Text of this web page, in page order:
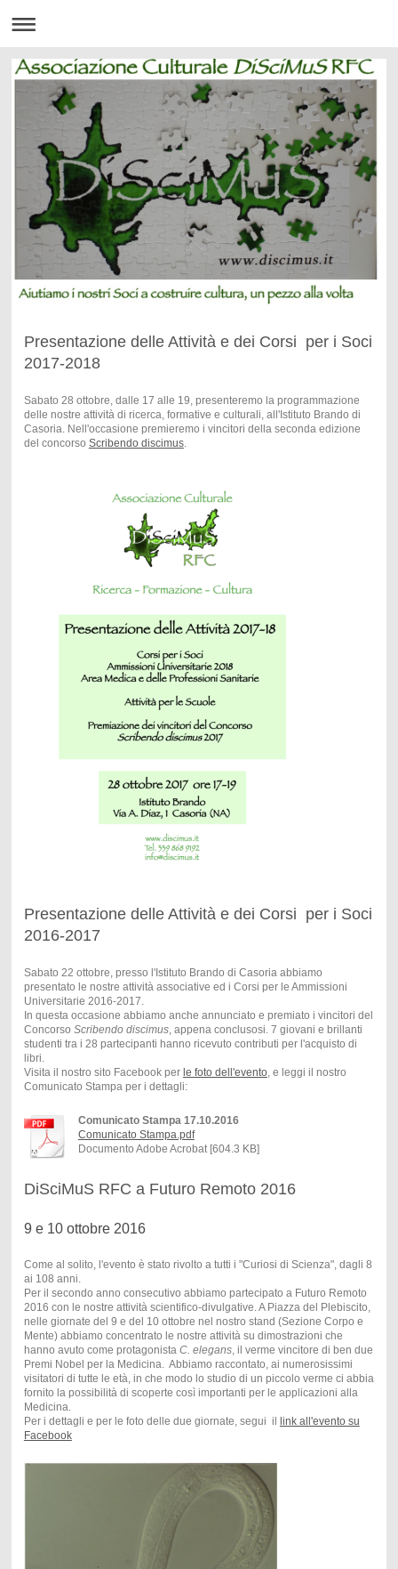
Presentazione delle Attività e dei Corsi per i Soci
2017-2018
Sabato 28 ottobre, dalle 17 alle 19, presenteremo la programmazione
delle nostre attività di ricerca, formative e culturali, all'Istituto Brando di
Casoria. Nell'occasione premieremo i vincitori della seconda edizione
del concorso Scribendo discimus.
Presentazione delle Attività e dei Corsi per i Soci
2016-2017
Sabato 22 ottobre, presso l'Istituto Brando di Casoria abbiamo
presentato le nostre attività associative ed i Corsi per le Ammissioni
Universitarie 2016-2017.
In questa occasione abbiamo anche annunciato e premiato i vincitori del
Concorso Scribendo discimus, appena conclusosi. 7 giovani e brillanti
studenti tra i 28 partecipanti hanno ricevuto contributi per l'acquisto di
libri.
Visita il nostro sito Facebook per le foto dell'evento, e leggi il nostro
Comunicato Stampa per i dettagli:
Comunicato Stampa 17.10.2016
Comunicato Stampa.pdf
Documento Adobe Acrobat [604.3 KB]
DiSciMuS RFC a Futuro Remoto 2016
9 e 10 ottobre 2016
Come al solito, l'evento è stato rivolto a tutti i "Curiosi di Scienza", dagli 8
ai 108 anni.
Per il secondo anno consecutivo abbiamo partecipato a Futuro Remoto
2016 con le nostre attività scientifico-divulgative. A Piazza del Plebiscito,
nelle giornate del 9 e del 10 ottobre nel nostro stand (Sezione Corpo e
Mente) abbiamo concentrato le nostre attività su dimostrazioni che
hanno avuto come protagonista C. elegans, il verme vincitore di ben due
Premi Nobel per la Medicina. Abbiamo raccontato, ai numerosissimi
visitatori di tutte le età, in che modo lo studio di un piccolo verme ci abbia
fornito la possibilità di scoperte così importanti per le applicazioni alla
Medicina.
Per i dettagli e per le foto delle due giornate, segui il link all'evento su
Facebook